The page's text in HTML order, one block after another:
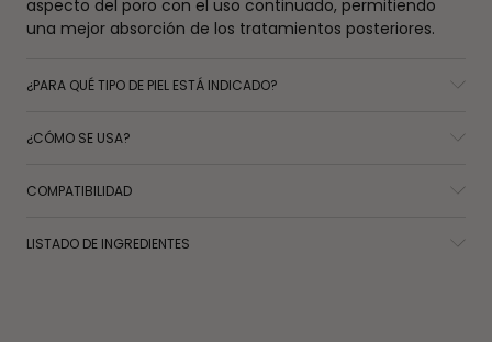
aspecto del poro con el uso continuado, permitiendo
una mejor absorción de los tratamientos posteriores.
¿PARA QUÉ TIPO DE PIEL ESTÁ INDICADO?
¿CÓMO SE USA?
COMPATIBILIDAD
LISTADO DE INGREDIENTES